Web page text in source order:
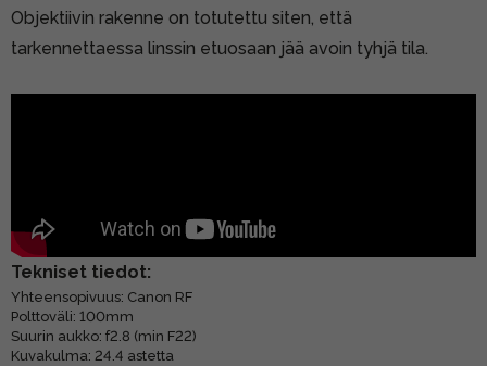
Objektiivin rakenne on totutettu siten, että
tarkennettaessa linssin etuosaan jää avoin tyhjä tila.
Tekniset tiedot:
Yhteensopivuus: Canon RF
Polttoväli: 100mm
Suurin aukko: f2.8 (min F22)
Kuvakulma: 24.4 astetta